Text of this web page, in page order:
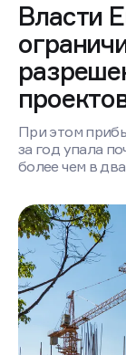
Власти
При этом
за год упала
более чем в